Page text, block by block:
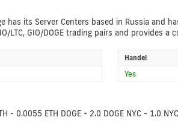
has its Server Centers based in Russia
LTC, GIO/DOGE trading pairs and
Handel
Yes
- 0.0055 ETH DOGE - 2.0 DOGE NYC - 1.0